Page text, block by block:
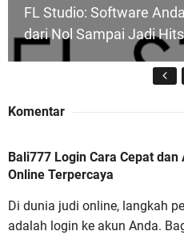
FL Studio: Software
dari Nol Sampai Jadi Hits
Bali777 Login Cara
Komentar
Bali777 Login Cara Cepat
Online Terpercaya
Di dunia judi online, langkah
adalah login ke akun Anda.